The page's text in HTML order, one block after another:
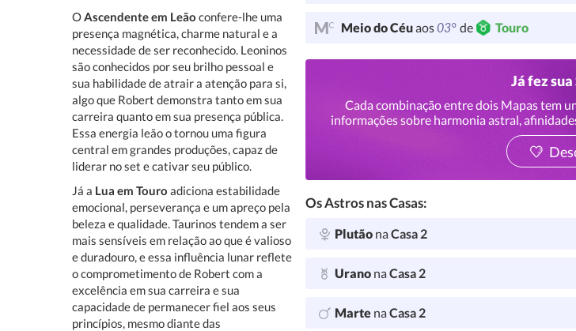
OAscendente em Leão confere-lhe uma
presença magnética, charme natural e a
necessidade de ser reconhecido. Leoninos
são conhecidos por seu brilho pessoal e
sua habilidade de atrair a atenção para si,
algo que Robert demonstra tanto em sua
carreira quanto em sua presença pública.
Essa energia leão o tornou uma figura
central em grandes produções, capaz de
liderar no set e cativar seu público.
Já a Lua em Touro adiciona estabilidade
emocional, perseverança e um apreço pela
beleza e qualidade. Taurinos tendem a ser
mais sensíveis em relação ao que é valioso
e duradouro, e essa influência lunar reflete
o comprometimento de Robert com a
excelência em sua carreira e sua
capacidade de permanecer fiel aos seus
princípios, mesmo diante das
Meio do Céuaos03° de Touro
Já fez
Cada combinação entre dois Mapas tem
informações sobre harmonia astral,
Os Astros nas Casas:
Plutão naCasa 2
Urano naCasa 2
Marte naCasa 2